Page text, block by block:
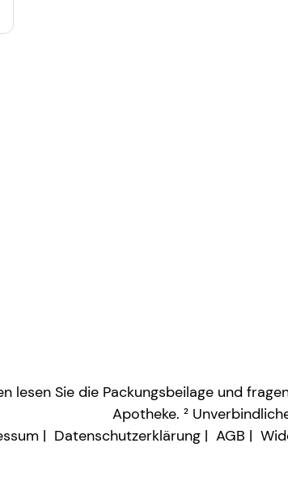
lesen Sie die Packungsbeilage und
Apotheke. ²
Datenschutzerklärung AGB